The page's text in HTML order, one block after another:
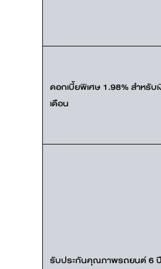
ดอกเบี้ยพิเศษ 1.98% สำหรั
เดือน
รับประกันคุณภาพรถยนต์ 6